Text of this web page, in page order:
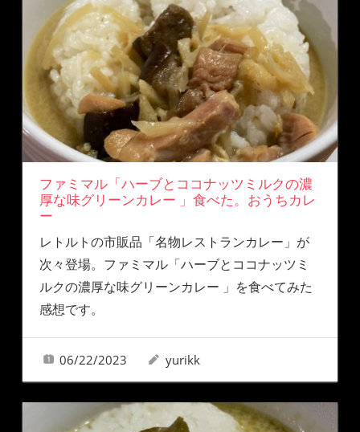
ファミマル「ハーブとココナッツミルクの濃
厚な味グリーンカレー 」食べた。おうちカレ
ー
レトルトの市販品「名物レストランカレー」が
次々登場。ファミマル「ハーブとココナッツミ
ルクの濃厚な味グリーンカレー 」を食べてみた
感想です。
06/22/2023 yurikk